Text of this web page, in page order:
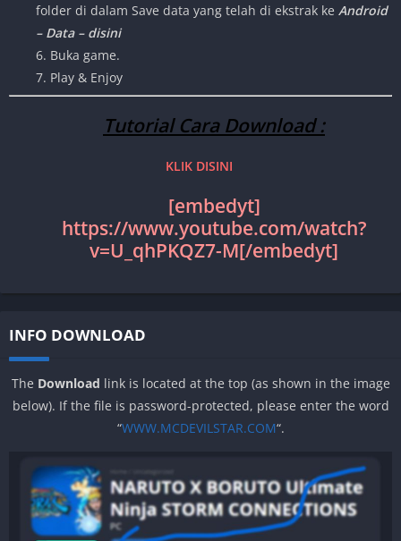
folder di dalam Save data yang telah di ekstrak ke Android
– Data – disini
6. Buka game.
7. Play & Enjoy
Tutorial Cara Download :
KLIK DISINI
[embedyt]
https://www.youtube.com/watch?
v=U_qhPKQZ7-M[/embedyt]
INFO DOWNLOAD
The Download link is located at the top (as shown in the image
below). If the file is password-protected, please enter the word
“WWW.MCDEVILSTAR.COM“.